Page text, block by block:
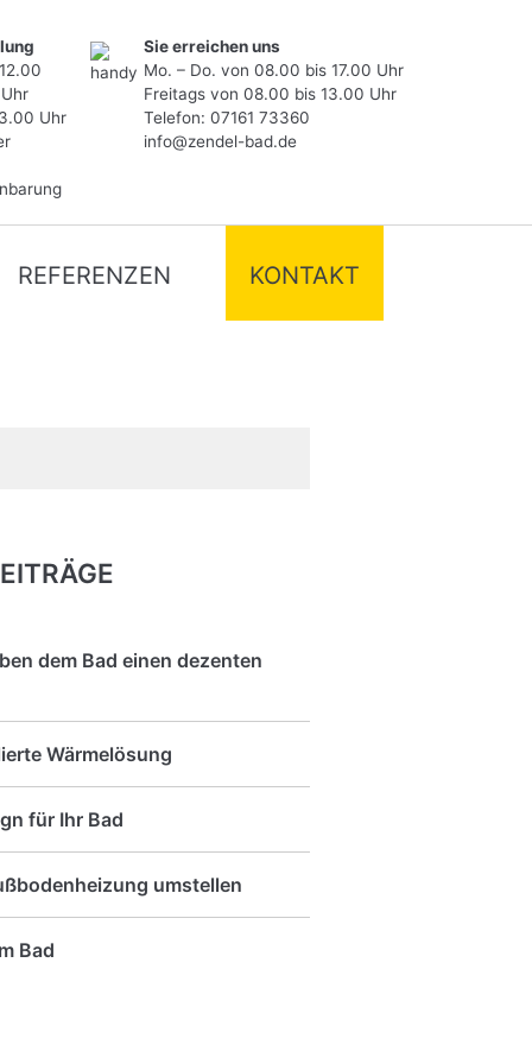
Uhr
Sie erreichen uns
Mo. – Do. von 08.00 bis 17.00 Uhr
Freitags von 08.00 bis 13.00 Uhr
Telefon:07161 73360
info@zendel-bad.de
REFERENZEN KONTAKT
dem Bad einen dezenten
Wärmelösung
für Ihr Bad
umstellen
Bad